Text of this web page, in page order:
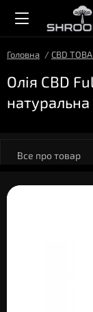
Головна CBD
Олія CBD
Все про товар